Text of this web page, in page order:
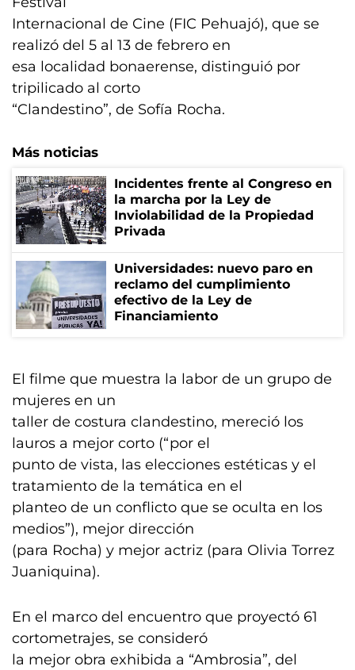
Internacional de Cine (FIC Pehuajó), que se
realizó del 5 al 13 de febrero en
esa localidad bonaerense, distinguió por
tripilicado al corto
“Clandestino”, de Sofía Rocha.
Más noticias
Incidentes frente al Congreso en
la marcha por la Ley de
Inviolabilidad de la Propiedad
Privada
Universidades: nuevo paro en
reclamo del cumplimiento
efectivo de la Ley de
Financiamiento
El filme que muestra la labor de un grupo de
mujeres en un
taller de costura clandestino, mereció los
lauros a mejor corto (“por el
punto de vista, las elecciones estéticas y el
tratamiento de la temática en el
planteo de un conflicto que se oculta en los
medios”), mejor dirección
(para Rocha) y mejor actriz (para Olivia Torrez
Juaniquina).
En el marco del encuentro que proyectó 61
cortometrajes, se consideró
la mejor obra exhibida a “Ambrosia”, del